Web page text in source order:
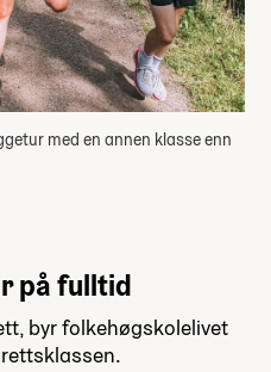
med en annen klasse enn
på fulltid
byr folkehøgskolelivet